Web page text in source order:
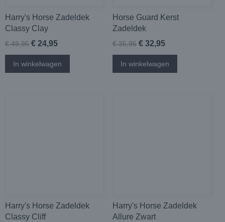
Harry's Horse Zadeldek
Classy Clay
€ 49,95 € 24,95
In winkelwagen
Horse Guard Kerst
Zadeldek
€ 35,95 € 32,95
In winkelwagen
Harry's Horse Zadeldek
Classy Cliff
Harry's Horse Zadeldek
Allure Zwart